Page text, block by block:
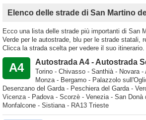
Elenco delle strade di San Martino
Ecco una lista delle strade più importanti di San
Verde per le autostrade, blu per le strade statali,
Clicca la strada scelta per vedere il suo itinerario.
A4 Autostrada A4 - Autostrada
Torino - Chivasso - Santhià - Novara -
Monza - Bergamo - Palazzolo
Desenzano del Garda - Peschiera del Garda -
Vicenza - Padova - Scorzè - Venezia - San
Monfalcone - Sistiana - RA13 Trieste